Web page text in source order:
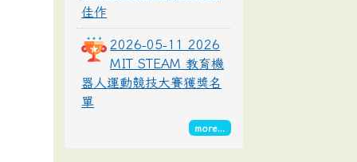
佳作
2026-05-11 2026
MIT STEAM 教育機
器人運動競技大賽獲獎名
單
more...